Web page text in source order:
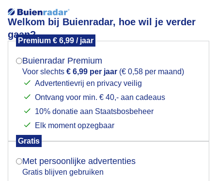
Welkom bij Buienradar, hoe wil je verder
gaan?
Premium € 6,99 / jaar
Buienradar Premium
Voor slechts € 6,99 per jaar (€ 0,58 per maand)
Advertentievrij en privacy veilig
Ontvang voor min. € 40,- aan cadeaus
10% donatie aan Staatsbosbeheer
Elk moment opzegbaar
Gratis
Met persoonlijke advertenties
Gratis blijven gebruiken
'S morgens kan de jas nog aan
Mogen we je locatie gebruiken voor het
Indien je hier nog geen akkoord op hebt gegeven,
verschijnt er zo een pop-up uit je browser waarin
Is goed, toon de popup